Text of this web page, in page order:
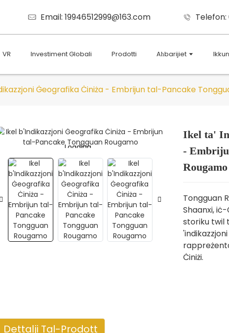
Email: 19946512999@163.com Telefon:
VR Investiment Globali Prodotti Aħbarijiet
Ġeografika Ċiniża - Embrijun tal-Pancake
Loading...
Loading...
Ikel ta'
-
Rougamo
Tongguan
Shaanxi,
storiku twil
Ċiniżi.
Dettalji Tal-Prodott